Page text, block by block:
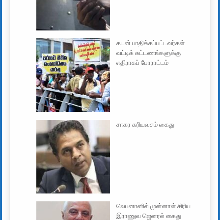
கடன் பாதிக்கப்பட்டவர்கள்
வட்டிக் கட்டணங்களுக்கு
எதிராகப் போராட்டம்
சாகர கரியவசம் கைது
லெபனானில் முன்னாள் சிரிய
இராணுவ ஜெனரல் கைது